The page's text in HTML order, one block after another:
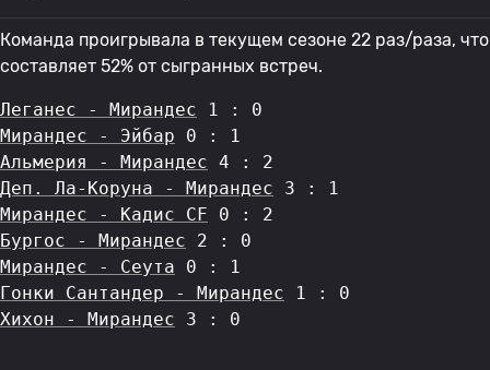
Команда проигрывала в текущем сезоне 22 раз/раза, что
составляет 52% от сыгранных встреч.
Леганес - Мирандес 1 : 0
Мирандес - Эйбар 0 : 1
Альмерия - Мирандес 4 : 2
Деп. Ла-Коруна - Мирандес 3 : 1
Мирандес - Кадис CF 0 : 2
Бургос - Мирандес 2 : 0
Мирандес - Сеута 0 : 1
Гонки Сантандер - Мирандес 1 : 0
Хихон - Мирандес 3 : 0